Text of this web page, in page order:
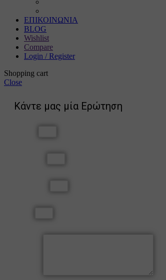
ΕΠΙΚΟΙΝΩΝΙΑ
BLOG
Wishlist
Compare
Login / Register
Shopping cart
Close
Κάντε μας μία Ερώτηση